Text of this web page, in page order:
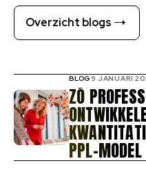
Overzicht blogs
ZÓ
PPL-MODEL
BLOG 9 JANUARI